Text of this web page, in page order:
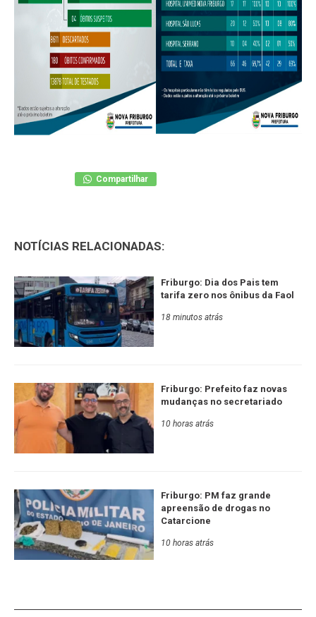
Compartilhar
NOTÍCIAS RELACIONADAS:
Friburgo: Dia dos Pais tem
tarifa zero nos ônibus da Faol
18 minutos atrás
Friburgo: Prefeito faz novas
mudanças no secretariado
10 horas atrás
Friburgo: PM faz grande
apreensão de drogas no
Catarcione
10 horas atrás